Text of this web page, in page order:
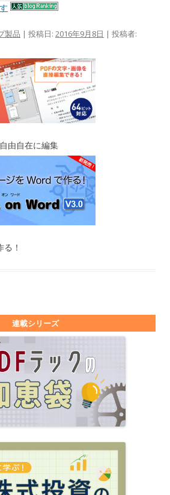
製品 | 投稿日: 2016年9月8日 | 投稿者:
由自在に編集
！
連載シリーズ